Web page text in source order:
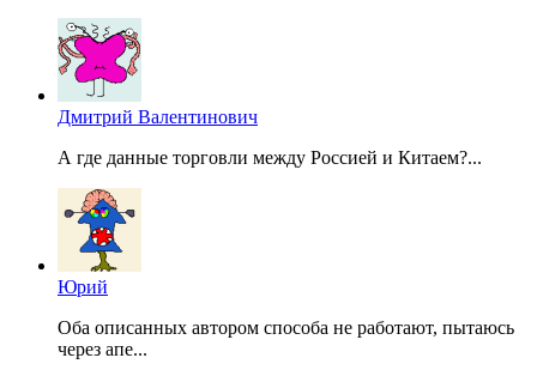
Дмитрий Валентинович
А где данные торговли между Россией и Китаем?...
Юрий
Оба описанных автором способа не работают, пытаюсь
через апе...